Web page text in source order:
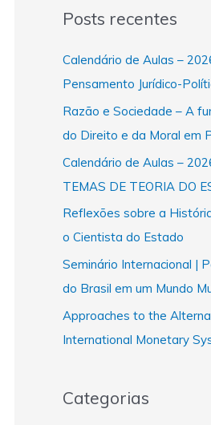
Posts recentes
Calendário de Aulas –
Pensamento Jurídico-
Razão e Sociedade – A
do Direito e da Moral em
Calendário de Aulas –
TEMAS DE TEORIA DO
Reflexões sobre a
o Cientista do Estado
Seminário Internacional |
do Brasil em um Mundo
Approaches to the
International Monetary
Categorias